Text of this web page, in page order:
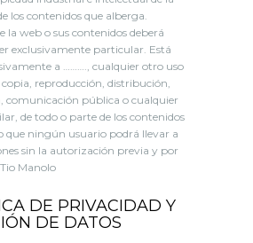
los contenidos que alberga.
la web o sus contenidos deberá
exclusivamente particular. Está
a ………., cualquier otro uso
reproducción, distribución,
comunicación pública o cualquier
de todo o parte de los contenidos
que ningún usuario podrá llevar a
sin la autorización previa y por
Manolo
DE PRIVACIDAD Y
DE DATOS